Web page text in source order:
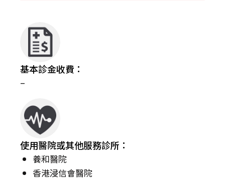
基本診金收費：
–
使用醫院或其他服務診所：
養和醫院
香港浸信會醫院